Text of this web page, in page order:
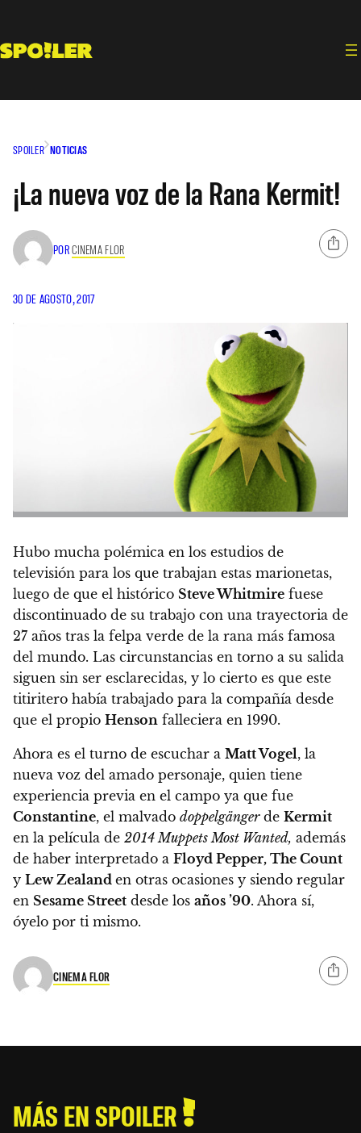
contenido
SPOILER NOTICIAS
¡La nueva voz de la Rana Kermit!
PORCINEMA FLOR
30 DE AGOSTO, 2017
Hubo mucha polémica en los estudios de
televisión para los que trabajan estas marionetas,
luego de que el histórico Steve Whitmire fuese
discontinuado de su trabajo con una trayectoria de
27 años tras la felpa verde de la rana más famosa
del mundo. Las circunstancias en torno a su salida
siguen sin ser esclarecidas, y lo cierto es que este
titiritero había trabajado para la compañía desde
que el propio Henson falleciera en 1990.
Ahora es el turno de escuchar a Matt Vogel, la
nueva voz del amado personaje, quien tiene
experiencia previa en el campo ya que fue
Constantine, el malvado doppelgängerde Kermit
en la película de 2014 Muppets Most Wanted, además
de haber interpretado a Floyd Pepper, The Count
y Lew Zealand en otras ocasiones y siendo regular
en Sesame Street desde los años ’90. Ahora sí,
óyelo por ti mismo.
CINEMA FLOR
MÁS EN SPOILER